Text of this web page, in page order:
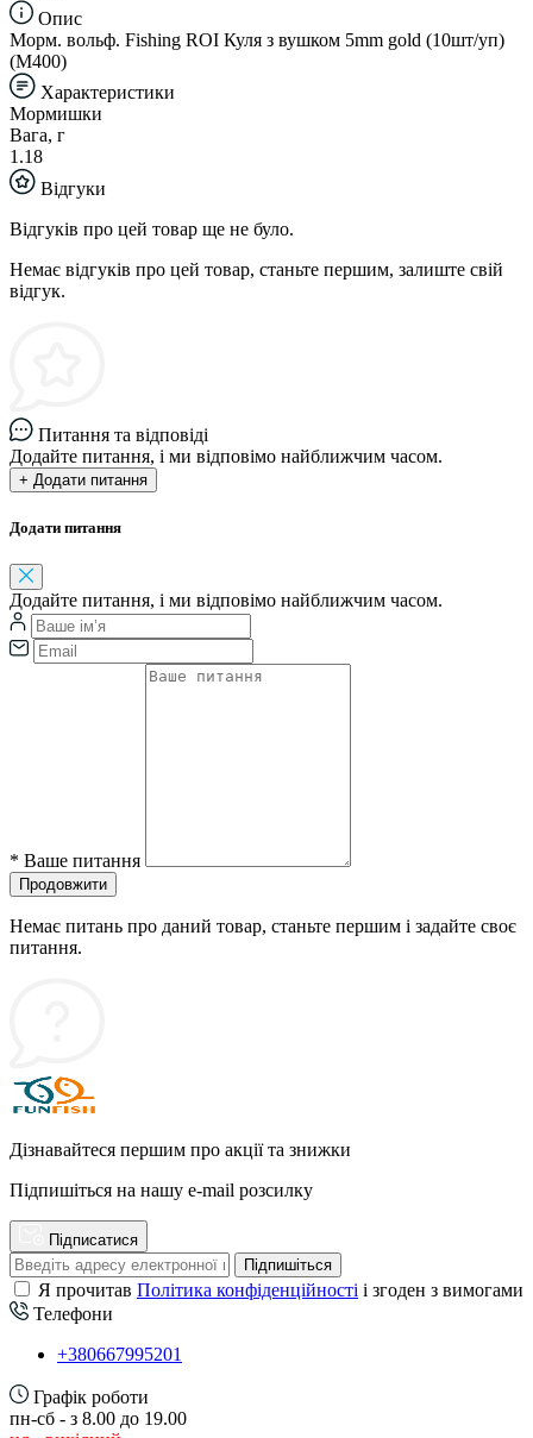
Опис
Морм. вольф. Fishing ROI Куля з вушком 5mm gold (10шт/уп)
(M400)
Характеристики
Мормишки
Вага, г
1.18
Відгуки
Відгуків про цей товар ще не було.
Немає відгуків про цей товар, станьте першим, залиште свій
відгук.
Питання та відповіді
Додайте питання, і ми відповімо найближчим часом.
+ Додати питання
Додати питання
Додайте питання, і ми відповімо найближчим часом.
* Ваше питання
Продовжити
Немає питань про даний товар, станьте першим і задайте своє
питання.
Дізнавайтеся першим про акції та знижки
Підпишіться на нашу e-mail розсилку
Підписатися
Підпишіться
Я прочитав Політика конфіденційності і згоден з вимогами
Телефони
+380667995201
Графік роботи
пн-сб - з 8.00 до 19.00